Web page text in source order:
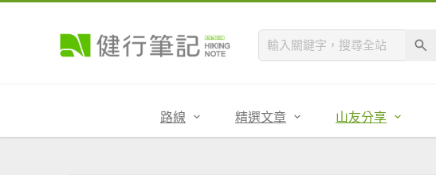
路線 精選文章 山友分享